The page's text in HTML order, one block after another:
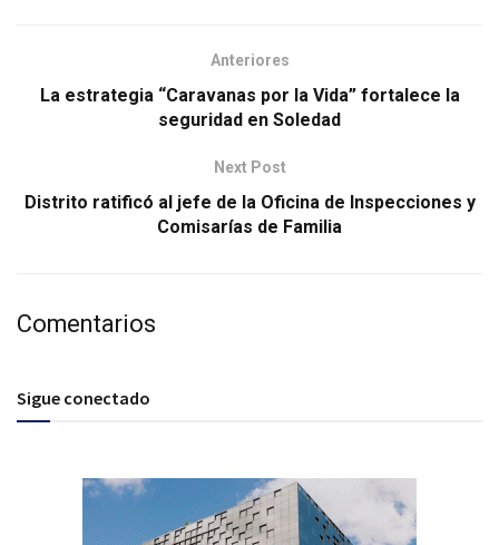
Anteriores
La estrategia “Caravanas por la Vida” fortalece la
seguridad en Soledad
Next Post
Distrito ratificó al jefe de la Oficina de Inspecciones y
Comisarías de Familia
Comentarios
Sigue conectado